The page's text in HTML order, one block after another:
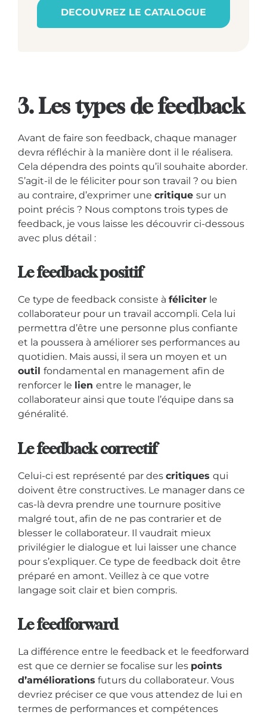
DECOUVREZ LE CATALOGUE
3. Les types de feedback
Avant de faire son feedback, chaque manager
devra réfléchir à la manière dont il le réalisera.
Cela dépendra des points qu’il souhaite aborder.
S’agit-il de le féliciter pour son travail ? ou bien
au contraire, d’exprimer une critique sur un
point précis ? Nous comptons trois types de
feedback, je vous laisse les découvrir ci-dessous
avec plus détail :
Le feedback positif
Ce type de feedback consiste à féliciter le
collaborateur pour un travail accompli. Cela lui
permettra d’être une personne plus confiante
et la poussera à améliorer ses performances au
quotidien. Mais aussi, il sera un moyen et un
outil fondamental en management afin de
renforcer le lien entre le manager, le
collaborateur ainsi que toute l’équipe dans sa
généralité.
Le feedback correctif
Celui-ci est représenté par des critiques qui
doivent être constructives. Le manager dans ce
cas-là devra prendre une tournure positive
malgré tout, afin de ne pas contrarier et de
blesser le collaborateur. Il vaudrait mieux
privilégier le dialogue et lui laisser une chance
pour s’expliquer. Ce type de feedback doit être
préparé en amont. Veillez à ce que votre
langage soit clair et bien compris.
Le feedforward
La différence entre le feedback et le feedforward
est que ce dernier se focalise sur les points
d’améliorations futurs du collaborateur. Vous
devriez préciser ce que vous attendez de lui en
termes de performances et compétences